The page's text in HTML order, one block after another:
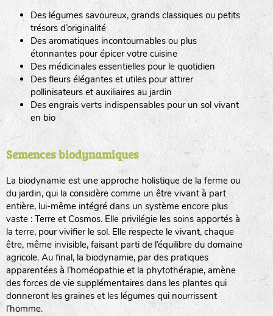
Des légumes savoureux, grands classiques ou petits
trésors d’originalité
Des aromatiques incontournables ou plus
étonnantes pour épicer votre cuisine
Des médicinales essentielles pour le quotidien
Des fleurs élégantes et utiles pour attirer
pollinisateurs et auxiliaires au jardin
Des engrais verts indispensables pour un sol vivant
en bio
Semences biodynamiques
La biodynamie est une approche holistique de la ferme ou
du jardin, qui la considère comme un être vivant à part
entière, lui-même intégré dans un système encore plus
vaste : Terre et Cosmos. Elle privilégie les soins apportés à
la terre, pour vivifier le sol. Elle respecte le vivant, chaque
être, même invisible, faisant parti de l’équilibre du domaine
agricole. Au final, la biodynamie, par des pratiques
apparentées à l’homéopathie et la phytothérapie, amène
des forces de vie supplémentaires dans les plantes qui
donneront les graines et les légumes qui nourrissent
l’homme.
LA RÉFÉRENCE :F BEL20BPA1A (en haut à gauche)
F : Fleurs.
Les autres catégories étant :
tas de compost
fleurs
animaux domestiques
animaux sauvages
biodiversité cultivée